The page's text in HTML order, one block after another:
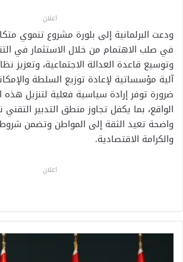
اعلان
ودعت البرلمانية إلى بلورة مشروع تنموي
في صلب الاهتمام من خلال الاستثمار في
وتوسيع قاعدة العدالة الاجتماعية، وتعزيز
آلية مؤسساتية لإعادة توزيع السلطة
ضرورة توفر إرادة سياسية فعلية لتنزيل
الواقع، بما يكفل تجاوز منطق التدبير
واضحة تعيد الثقة إلى المواطن وتضمن شروط
والكرامة الاقتصادية.
اعلان